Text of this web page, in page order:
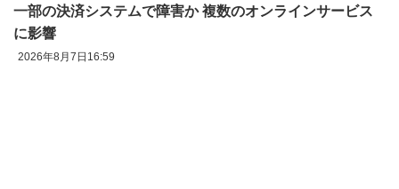
一部の決済システムで障害か 複数のオンラインサービス
に影響
2026年8月7日16:59